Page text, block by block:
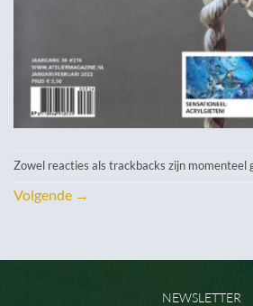
Zowel reacties als trackbacks zijn momenteel
Volgende →
NEWSLETTER